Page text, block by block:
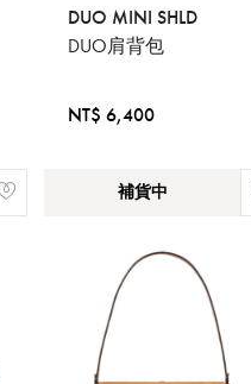
DUO MINI SHLD
DUO肩背包
NT$ 6,400
補貨中